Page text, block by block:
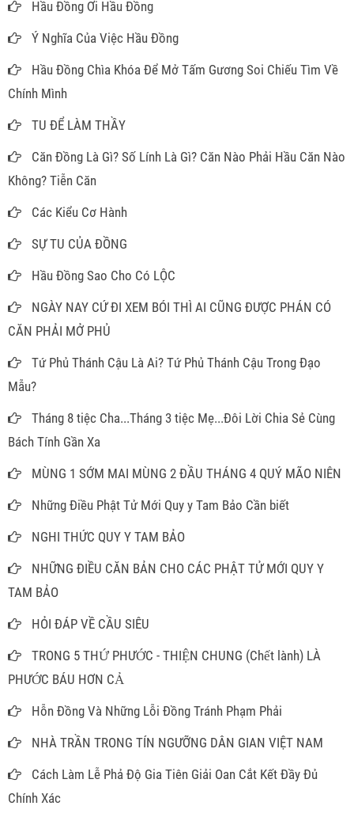
Hầu Đồng Ơi Hầu Đồng
Ý Nghĩa Của Việc Hầu Đồng
Hầu Đồng Chìa Khóa Để Mở Tấm Gương Soi Chiếu Tìm Về
Chính Mình
TU ĐỂ LÀM THẦY
Căn Đồng Là Gì? Số Lính Là Gì? Căn Nào Phải Hầu Căn Nào
Không? Tiễn Căn
Các Kiểu Cơ Hành
SỰ TU CỦA ĐỒNG
Hầu Đồng Sao Cho Có LỘC
NGÀY NAY CỨ ĐI XEM BÓI THÌ AI CŨNG ĐƯỢC PHÁN CÓ
CĂN PHẢI MỞ PHỦ
Tứ Phủ Thánh Cậu Là Ai? Tứ Phủ Thánh Cậu Trong Đạo
Mẫu?
Tháng 8 tiệc Cha...Tháng 3 tiệc Mẹ...Đôi Lời Chia Sẻ Cùng
Bách Tính Gần Xa
MÙNG 1 SỚM MAI MÙNG 2 ĐẦU THÁNG 4 QUÝ MÃO NIÊN
Những Điều Phật Tử Mới Quy y Tam Bảo Cần biết
NGHI THỨC QUY Y TAM BẢO
NHỮNG ĐIỀU CĂN BẢN CHO CÁC PHẬT TỬ MỚI QUY Y
TAM BẢO
HỎI ĐÁP VỀ CẦU SIÊU
TRONG 5 THỨ PHƯỚC - THIỆN CHUNG (Chết lành) LÀ
PHƯỚC BÁU HƠN CẢ
Hỗn Đồng Và Những Lỗi Đồng Tránh Phạm Phải
NHÀ TRẦN TRONG TÍN NGƯỠNG DÂN GIAN VIỆT NAM
Cách Làm Lễ Phả Độ Gia Tiên Giải Oan Cắt Kết Đầy Đủ
Chính Xác